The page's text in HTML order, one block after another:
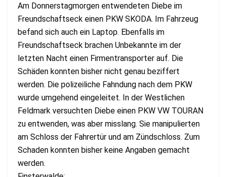
Am Donnerstagmorgen entwendeten Diebe im
Freundschaftseck einen PKW SKODA. Im Fahrzeug
befand sich auch ein Laptop. Ebenfalls im
Freundschaftseck brachen Unbekannte im der
letzten Nacht einen Firmentransporter auf. Die
Schäden konnten bisher nicht genau beziffert
werden. Die polizeiliche Fahndung nach dem PKW
wurde umgehend eingeleitet. In der Westlichen
Feldmark versuchten Diebe einen PKW VW TOURAN
zu entwenden, was aber misslang. Sie manipulierten
am Schloss der Fahrertür und am Zündschloss. Zum
Schaden konnten bisher keine Angaben gemacht
werden.